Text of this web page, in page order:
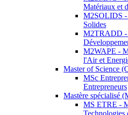
Matériaux et
M2SOLIDS -
Solides
M2TRADD -
M2WAPE -
l'Air et
Master of Science
MSc
Entrepreneurs
Mastère spécialisé
MS ETRE -
Technologies